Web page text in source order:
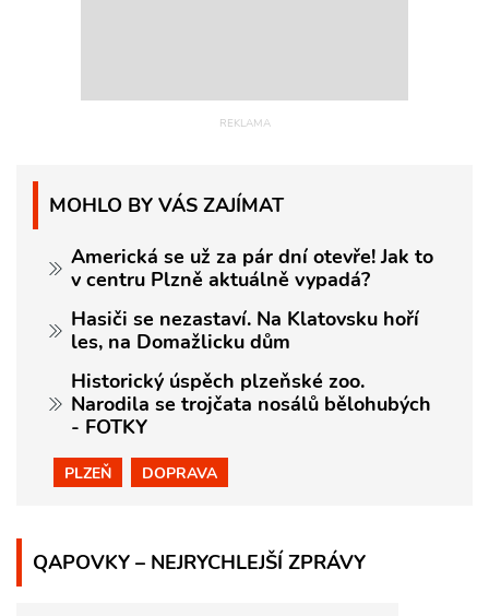
MOHLO BY VÁS ZAJÍMAT
Americká se už za pár dní otevře! Jak to
v centru Plzně aktuálně vypadá?
Hasiči se nezastaví. Na Klatovsku hoří
les, na Domažlicku dům
Historický úspěch plzeňské zoo.
Narodila se trojčata nosálů bělohubých
- FOTKY
PLZEŇ DOPRAVA
QAPOVKY – NEJRYCHLEJŠÍ ZPRÁVY